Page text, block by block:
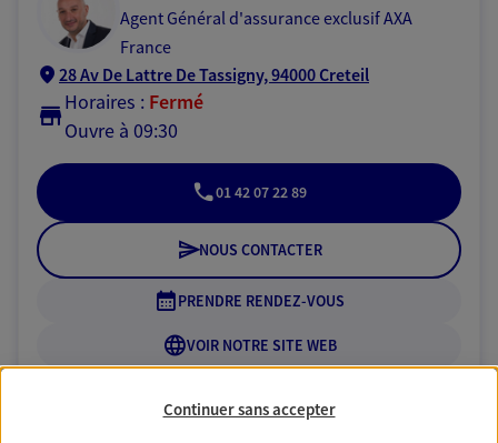
Agent Général d'assurance exclusif AXA
France
28 Av De Lattre De Tassigny, 94000 Creteil
Horaires : Fermé
Ouvre à 09:30
01 42 07 22 89
NOUS CONTACTER
PRENDRE RENDEZ-VOUS
VOIR NOTRE SITE WEB
Continuer sans accepter